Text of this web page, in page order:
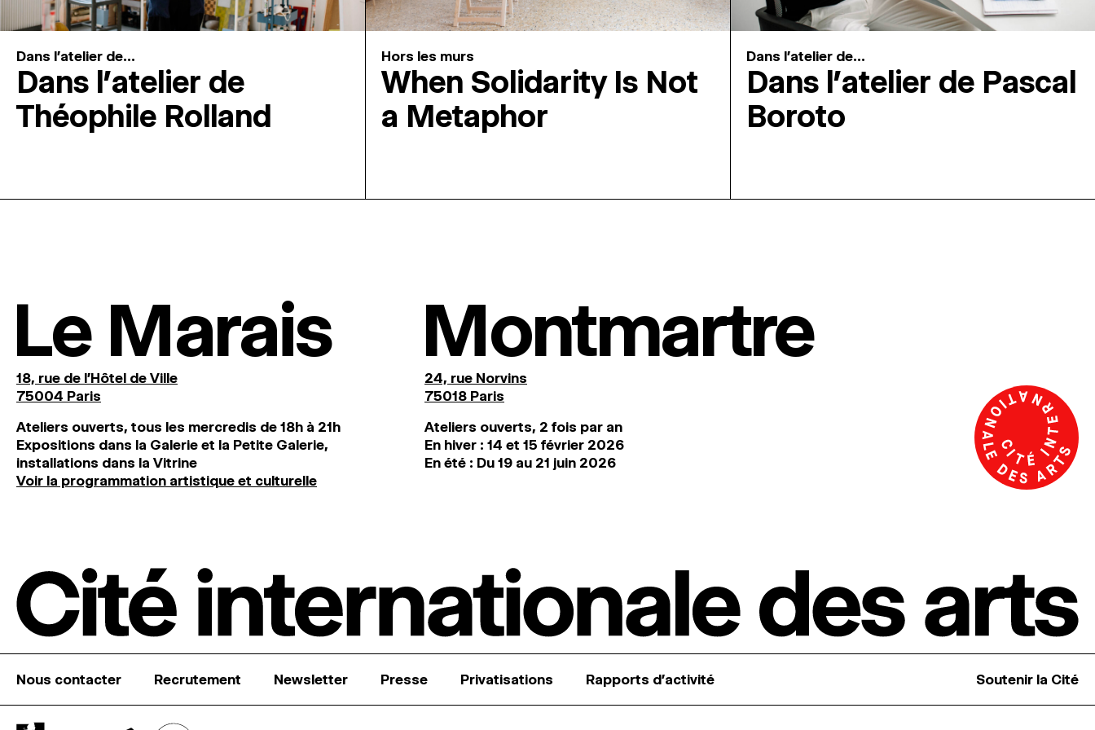
Dans l'atelier de...
Dans l’atelier de
Théophile Rolland
Hors les murs
When Solidarity Is Not
a Metaphor
Dans l'atelier de...
Dans l’atelier de Pascal
Boroto
Le Marais
18, rue de l'Hôtel de Ville
75004 Paris
Ateliers ouverts, tous les mercredis de 18h à 21h
Expositions dans la Galerie et la Petite Galerie,
installations dans la Vitrine
Voir la programmation artistique et culturelle
Montmartre
24, rue Norvins
75018 Paris
Ateliers ouverts, 2 fois par an
En hiver : 14 et 15 février 2026
En été : Du 19 au 21 juin 2026
Nous contacter Recrutement Newsletter Presse Privatisations Rapports d’activité Soutenir la Cité